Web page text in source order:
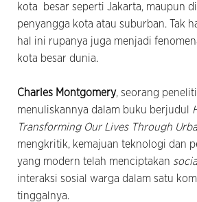
kota besar seperti Jakarta, maupun
penyangga kota atau suburban. Tak
hal ini rupanya juga menjadi
kota besar dunia.
Charles Montgomery, seorang
menuliskannya dalam buku berjudul
Transforming Our Lives Through
mengkritik, kemajuan teknologi dan
yang modern telah menciptakan
interaksi sosial warga dalam satu
tinggalnya.